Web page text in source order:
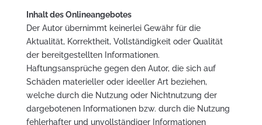
Inhalt des Onlineangebotes
Der Autor übernimmt keinerlei Gewähr für die
Aktualität, Korrektheit, Vollständigkeit oder Qualität
der bereitgestellten Informationen.
Haftungsansprüche gegen den Autor, die sich auf
Schäden materieller oder ideeller Art beziehen,
welche durch die Nutzung oder Nichtnutzung der
dargebotenen Informationen bzw. durch die Nutzung
fehlerhafter und unvollständiger Informationen